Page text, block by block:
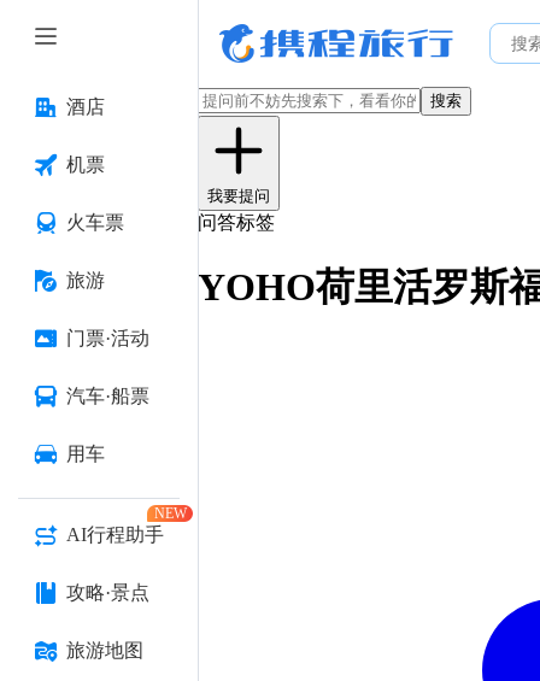
酒店
机票
火车票
旅游
门票·活动
汽车·船票
用车
AI行程助手
NEW
攻略·景点
旅游地图
搜索
我要提问
问答标签
YOHO荷里活罗斯